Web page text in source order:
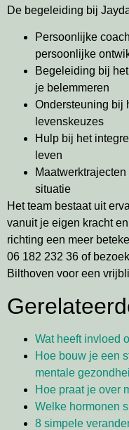
De begeleiding bij
Persoonlijke
persoonlijke
Begeleiding bij
je belemmeren
Ondersteuning bij
levenskeuzes
Hulp bij het
leven
situatie
Het team bestaat uit
vanuit je eigen kracht
richting een meer
06 182 232 36 of
Bilthoven voor een
Wat heeft invloed
Hoe bouw je een
mentale
Hoe praat je over
Welke hormonen
8 simpele